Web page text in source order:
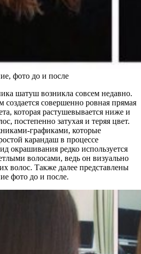
фото до и после
шатуш возникла совсем недавно.
создается совершенно ровная прямая
которая растушевывается ниже и
постепенно затухая и теряя цвет.
графиками, которые
карандаш в процессе
окрашивания редко используется
волосами, ведь он визуально
волос. Также далее представлены
фото до и после.